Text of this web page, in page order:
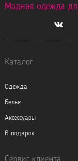
Модная одежда
Каталог
Одежда
Бельё
Аксессуары
В подарок
Сервис клиента